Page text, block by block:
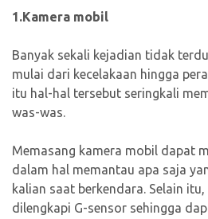
1.Kamera mobil
Banyak sekali kejadian tidak
mulai dari kecelakaan hingga
itu hal-hal tersebut seringkali
was-was.
Memasang kamera mobil dapat
dalam hal memantau apa saja
kalian saat berkendara. Selain
dilengkapi G-sensor sehingga